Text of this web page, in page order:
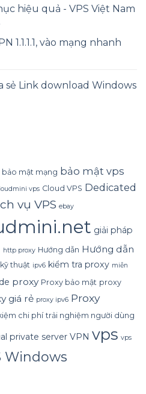
hiệu quả - VPS Việt Nam
1.1.1.1, vào mạng nhanh
sẻ Link download Windows
bảo mật mạng bảo mật vps
vps Cloud VPS Dedicated
vụ VPS ebay
giải pháp
http proxy Hướng dẫn Hướng dẫn
thuật ipv6 kiểm tra proxy miễn
proxy Proxy bảo mật proxy
giá rẻ proxy ipv6 Proxy
chi phí trải nghiệm người dùng
private server VPN vps vps
Windows